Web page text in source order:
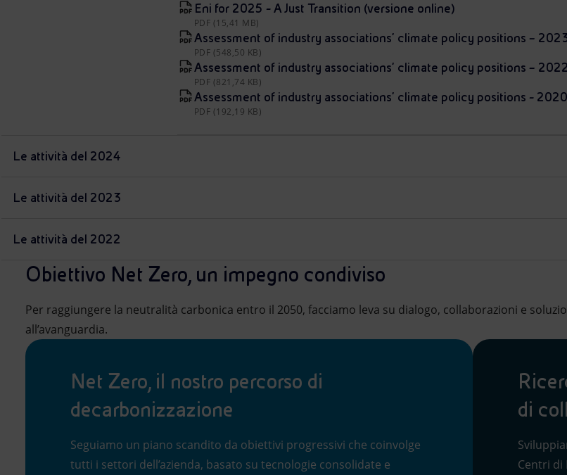
Eni for 2025 - A Just Transition (versione online)
PDF (15,41 MB)
Assessment of industry associations' climate policy positions –
PDF (548,50 KB)
Assessment of industry associations' climate policy positions – 2022
PDF (821,74 KB)
Assessment of industry associations' climate policy positions - 2020
PDF (192,19 KB)
Le attività del 2024
Le attività del 2023
Le attività del 2022
Obiettivo Net Zero, un impegno condiviso
Per raggiungere la neutralità carbonica entro il 2050, facciamo leva su dialogo, collaborazioni e
all’avanguardia.
Net Zero, il nostro percorso di
decarbonizzazione
Seguiamo un piano scandito da obiettivi progressivi che coinvolge
tutti i settori dell’azienda, basato su tecnologie consolidate e
di
Centri di